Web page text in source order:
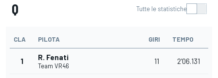
Q Tutte le statistiche
CLA PILOTA GIRI TEMPO
1 R. Fenati
Team VR46
11 2'06.131